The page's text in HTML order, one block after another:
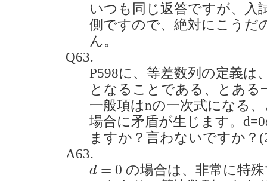
いつも同じ返答ですが、入
側ですので、絶対にこうだ
ん。
Q63.
P598に、等差数列の定義は
となることである、とある
一般項はnの一次式になる
場合に矛盾が生じます。
ますか？言わないですか？
A63.
d = 0
d=
の場合は、非常に特